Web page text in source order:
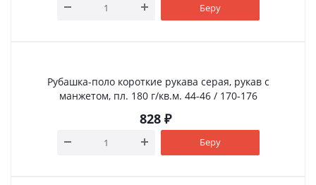
Беру
Рубашка-поло короткие рукава серая, рукав с
манжетом, пл. 180 г/кв.м. 44-46 / 170-176
828 ₽
Беру